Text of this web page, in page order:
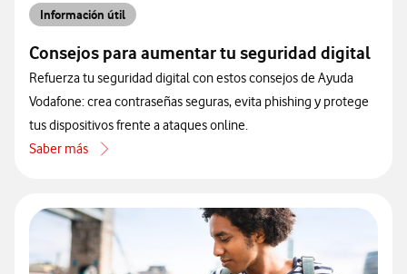
Información útil
Consejos para aumentar tu seguridad digital
Refuerza tu seguridad digital con estos consejos de Ayuda
Vodafone: crea contraseñas seguras, evita phishing y protege
tus dispositivos frente a ataques online.
Saber más
acerca de Consejos para aumentar tu seguridad digital